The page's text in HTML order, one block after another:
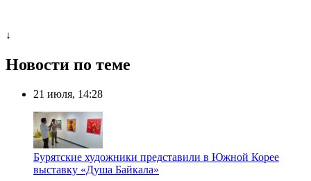
↓
Новости по теме
21 июля, 14:28
Бурятские художники представили в Южной Корее
выставку «Душа Байкала»